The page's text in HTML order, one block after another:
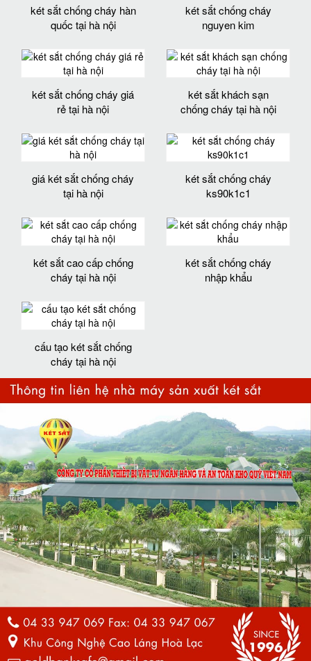
két sắt chống cháy hàn
quốc tại hà nội
két sắt chống cháy
nguyen kim
két sắt chống cháy giá
rẻ tại hà nội
két sắt khách sạn
chống cháy tại hà nội
giá két sắt chống cháy
tại hà nội
két sắt chống cháy
ks90k1c1
két sắt cao cấp chống
cháy tại hà nội
két sắt chống cháy
nhập khẩu
cấu tạo két sắt chống
cháy tại hà nội